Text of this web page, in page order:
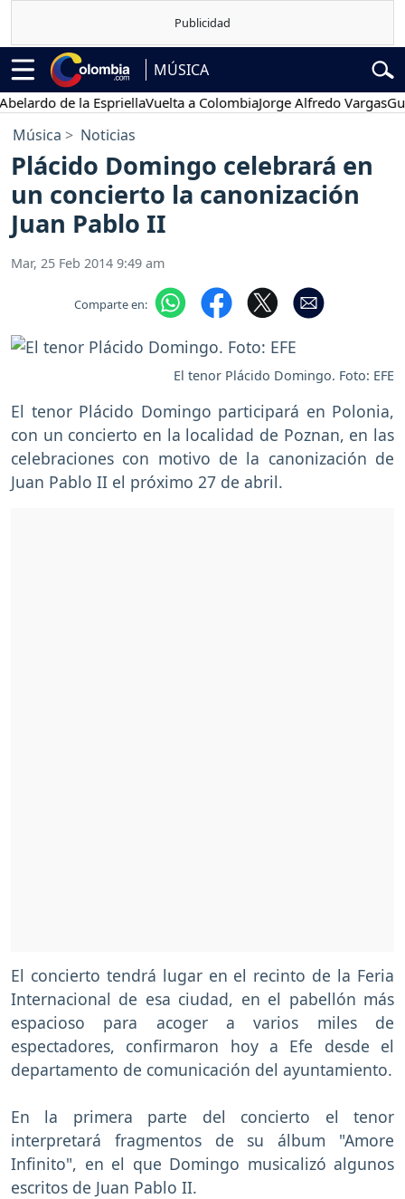
MÚSICA
de la EspriellaVuelta a ColombiaJorge Alfredo Vargas
Música Noticias
Plácido Domingo celebrará en
un concierto la canonización
Juan Pablo II
Mar, 25 Feb 2014 9:49 am
Comparte en:
El tenor Plácido Domingo. Foto: EFE
El tenor Plácido Domingo participará en Polonia,
con un concierto en la localidad de Poznan, en las
celebraciones con motivo de la canonización de
Juan Pablo II el próximo 27 de abril.
El concierto tendrá lugar en el recinto de la Feria
Internacional de esa ciudad, en el pabellón más
espacioso para acoger a varios miles de
espectadores, confirmaron hoy a Efe desde el
departamento de comunicación del ayuntamiento.
En la primera parte del concierto el tenor
interpretará fragmentos de su álbum "Amore
Infinito", en el que Domingo musicalizó algunos
escritos de Juan Pablo II.